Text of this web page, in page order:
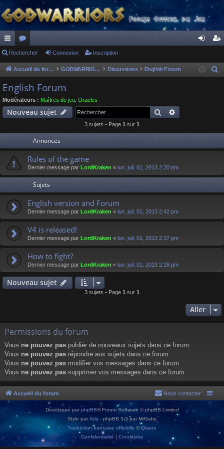
ac
co
ur
ci
or
u
m
s
ne cri
Rechercher Connexion Inscription
Accueil du forum GODWARRIORS - LE JEU Discussions English Forum
c
English Forum
Modérateurs : Maîtres de jeu Oracles
Nouveau sujet Rechercher
3 sujets • Page 1 sur 1
Annonces
Rules of the game
Dernier message par LordKraken « lun. juil. 01, 2013 2:20 pm
Sujets
English version and Forum
Dernier message par LordKraken « lun. juil. 01, 2013 2:42 pm
V4 is released!
Dernier message par LordKraken « lun. juil. 01, 2013 2:37 pm
How to fight?
Dernier message par LordKraken « lun. juil. 01, 2013 2:28 pm
Nouveau sujet
3 sujets • Page 1 sur 1
Aller
Permissions du forum
Vous ne pouvez pas publier de nouveaux sujets dans ce forum
Vous ne pouvez pas répondre aux sujets dans ce forum
Vous ne pouvez pas modifier vos messages dans ce forum
Vous ne pouvez pas supprimer vos messages dans ce forum
Accueil du forum Nous contacter
Développé par phpBB® Forum Software © phpBB Limited
Style par Arty - phpBB 3.3 par MrGaby
Traduction française officielle ©Qiaeru
Confidentialité | Conditions